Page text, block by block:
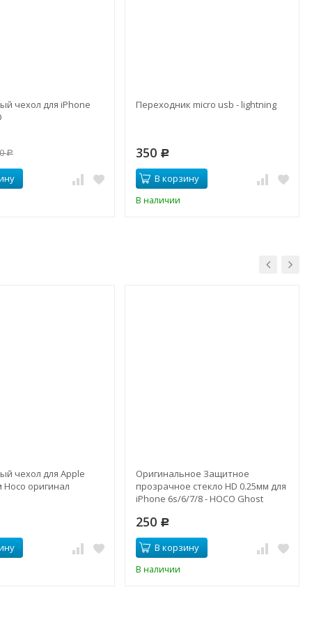
чехол для iPhone
Р
Переходник micro usb - lightning
350 Р
В корзину
В наличии
чехол для Apple
Hoco оригинал
Оригинальное Защитное
прозрачное стекло HD 0.25мм для
iPhone 6s/6/7/8 - HOCO Ghost
250 Р
В корзину
В наличии